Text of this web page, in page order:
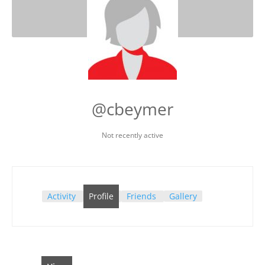
@cbeymer
Not recently active
Activity Profile Friends Gallery